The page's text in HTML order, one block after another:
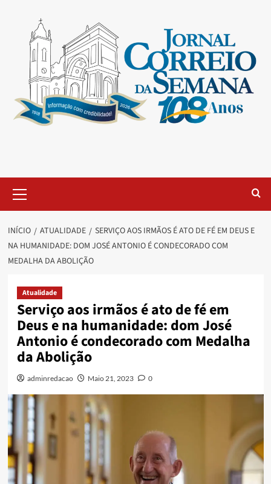
INÍCIO ATUALIDADE
SERVIÇO AOS IRMÃOS É ATO DE FÉ EM DEUS E
NA HUMANIDADE: DOM JOSÉ ANTONIO É CONDECORADO COM
MEDALHA DA ABOLIÇÃO
Atualidade
Serviço aos irmãos é ato de fé em
Deus e na humanidade: dom José
Antonio é condecorado com Medalha
da Abolição
adminredacao Maio 21, 2023 0